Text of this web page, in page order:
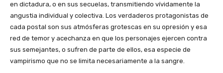
en dictadura, o en sus secuelas, transmitiendo vívidamente la
angustia individual y colectiva. Los verdaderos protagonistas de
cada postal son sus atmósferas grotescas en su opresión y esa
red de temor y acechanza en que los personajes ejercen contra
sus semejantes, o sufren de parte de ellos, esa especie de
vampirismo que no se limita necesariamente a la sangre.